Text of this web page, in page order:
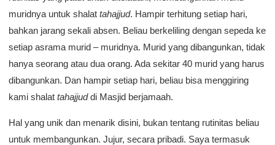
muridnya untuk shalat tahajjud. Hampir terhitung setiap hari,
bahkan jarang sekali absen. Beliau berkeliling dengan sepeda ke
setiap asrama murid – muridnya. Murid yang dibangunkan, tidak
hanya seorang atau dua orang. Ada sekitar 40 murid yang harus
dibangunkan. Dan hampir setiap hari, beliau bisa menggiring
kami shalat tahajjuddi Masjid berjamaah.
Hal yang unik dan menarik disini, bukan tentang rutinitas beliau
untuk membangunkan. Jujur, secara pribadi. Saya termasuk